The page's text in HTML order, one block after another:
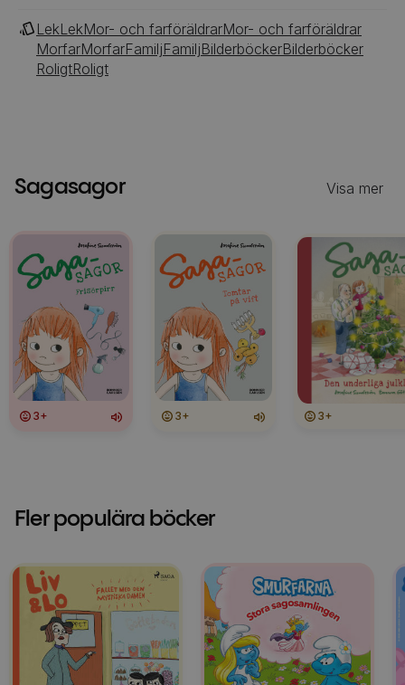
LekLekMor- och farföräldrarMor- och farföräldrar
MorfarMorfarFamiljFamiljBilderböckerBilderböcker
RoligtRoligt
Sagasagor Visa mer
3+ 3+ 3+
Fler populära böcker